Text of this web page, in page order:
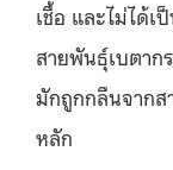
เชื้อ และไม่ได้
สายพันธุ์เบตาก
มักถูกกลืนจาก
หลัก